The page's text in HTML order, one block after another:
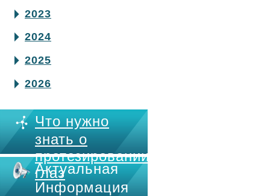
2023
2024
2025
2026
Что нужно
знать о
протезировании
глаз
Актуальная
Информация